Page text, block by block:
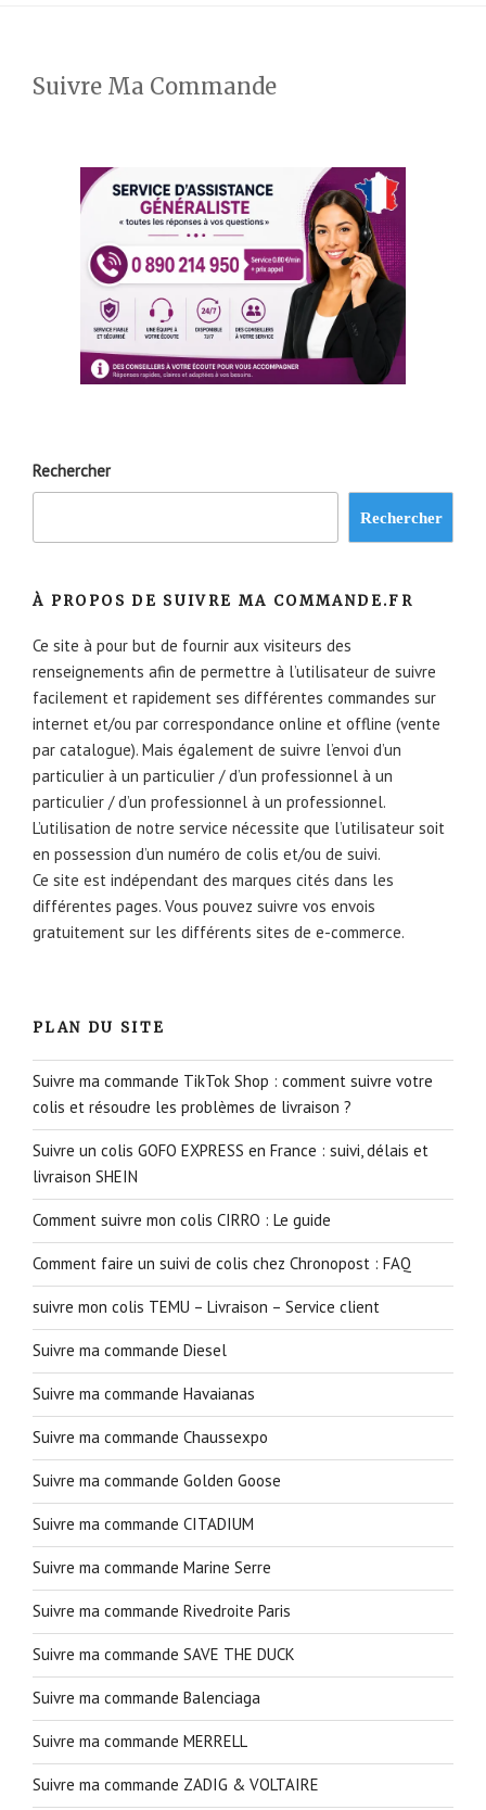
Suivre Ma Commande
Rechercher
Rechercher
À PROPOS DE SUIVRE MA COMMANDE.FR
Ce site à pour but de fournir aux visiteurs des
renseignements afin de permettre à l’utilisateur de suivre
facilement et rapidement ses différentes commandes sur
internet et/ou par correspondance online et offline (vente
par catalogue). Mais également de suivre l’envoi d’un
particulier à un particulier / d’un professionnel à un
particulier / d’un professionnel à un professionnel.
L’utilisation de notre service nécessite que l’utilisateur soit
en possession d’un numéro de colis et/ou de suivi.
Ce site est indépendant des marques cités dans les
différentes pages. Vous pouvez suivre vos envois
gratuitement sur les différents sites de e-commerce.
PLAN DU SITE
Suivre ma commande TikTok Shop : comment suivre votre
colis et résoudre les problèmes de livraison ?
Suivre un colis GOFO EXPRESS en France : suivi, délais et
livraison SHEIN
Comment suivre mon colis CIRRO : Le guide
Comment faire un suivi de colis chez Chronopost : FAQ
suivre mon colis TEMU – Livraison – Service client
Suivre ma commande Diesel
Suivre ma commande Havaianas
Suivre ma commande Chaussexpo
Suivre ma commande Golden Goose
Suivre ma commande CITADIUM
Suivre ma commande Marine Serre
Suivre ma commande Rivedroite Paris
Suivre ma commande SAVE THE DUCK
Suivre ma commande Balenciaga
Suivre ma commande MERRELL
Suivre ma commande ZADIG & VOLTAIRE